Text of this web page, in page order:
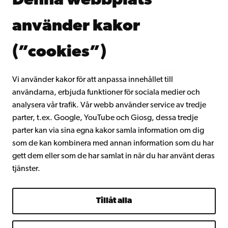
använder kakor
(”cookies”)
Vi använder kakor för att anpassa innehållet till
användarna, erbjuda funktioner för sociala medier och
analysera vår trafik. Vår webb använder service av tredje
parter, t.ex. Google, YouTube och Giosg, dessa tredje
parter kan via sina egna kakor samla information om dig
som de kan kombinera med annan information som du har
gett dem eller som de har samlat in när du har använt deras
tjänster.
Tillåt alla
Gå med i Åbo Akademis alumnnätverk
Intranätet
Facebook InstagramYouTube LinkedIn Blog Snapchat